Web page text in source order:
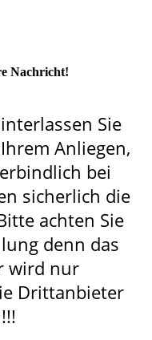
Nachricht!
Sie
Anliegen,
bei
sicherlich die
achten Sie
denn das
wird nur
Drittanbieter